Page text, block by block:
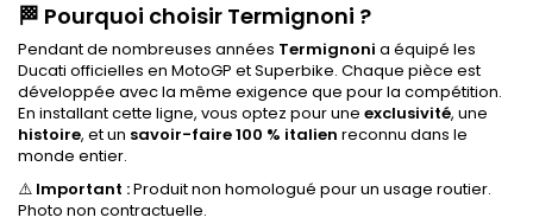
🏁 Pourquoi choisir Termignoni ?
Pendant de nombreuses années Termignoni a équipé les
Ducati officielles en MotoGP et Superbike. Chaque pièce est
développée avec la même exigence que pour la compétition.
En installant cette ligne, vous optez pour une exclusivité, une
histoire, et un savoir-faire 100 % italien reconnu dans le
monde entier.
⚠️ Important :Produit non homologué pour un usage routier.
Photo non contractuelle.